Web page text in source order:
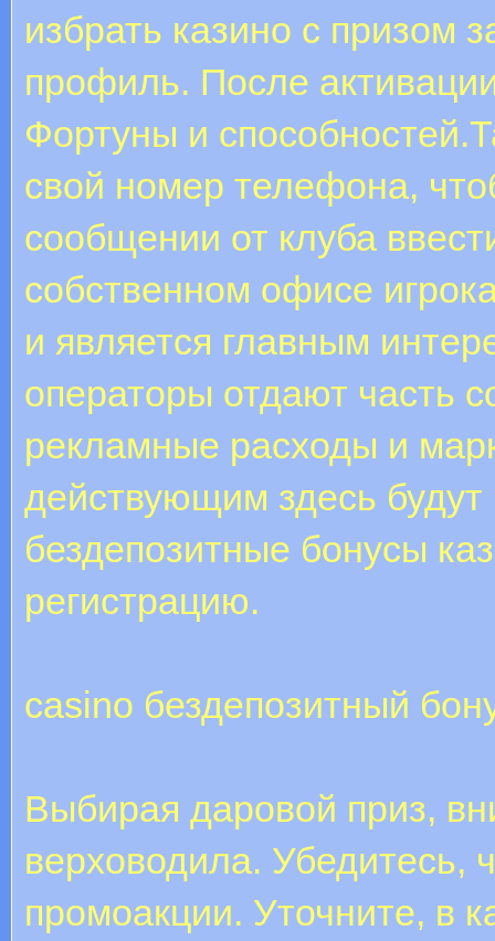
избрать казино с призом
профиль. После
Фортуны и
свой номер телефона,
сообщении от клуба
собственном офисе
и является главным
операторы отдают часть
рекламные расходы и
действующим здесь будут
бездепозитные бонусы
регистрацию.
casino бездепозитный
Выбирая даровой приз,
верховодила. Убедитесь,
промоакции. Уточните, в